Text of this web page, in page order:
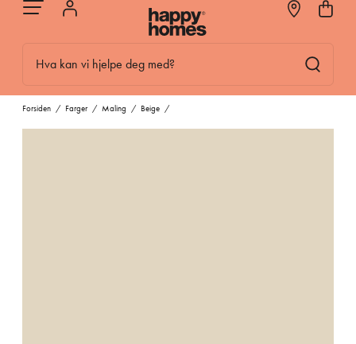
Hva kan vi hjelpe deg med?
Forsiden / Farger / Maling / Beige /